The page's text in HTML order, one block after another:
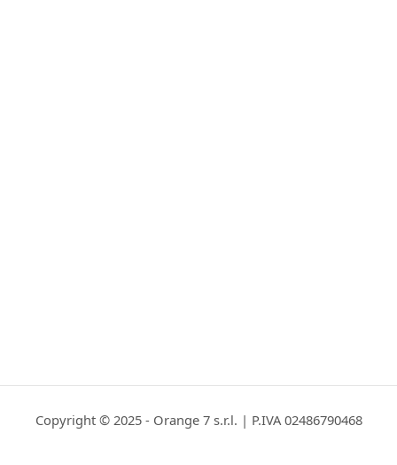
Copyright © 2025 - Orange 7 s.r.l. | P.IVA 02486790468